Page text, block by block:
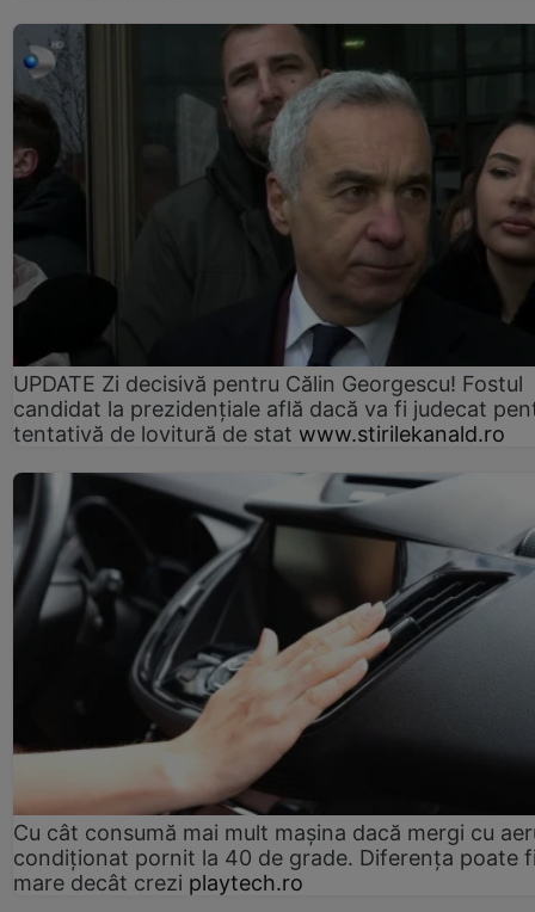
UPDATE Zi decisivă pentru Călin Georgescu! Fostul
candidat la prezidențiale află dacă va fi judecat
tentativă de lovitură de stat www.stirilekanald.ro
Cu cât consumă mai mult mașina dacă mergi cu
condiționat pornit la 40 de grade. Diferența poate
mare decât crezi playtech.ro